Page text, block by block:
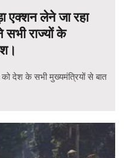
एक्शन लेने जा रहा
सभी राज्यों के
देश के सभी मुख्यमंत्रियों से बात